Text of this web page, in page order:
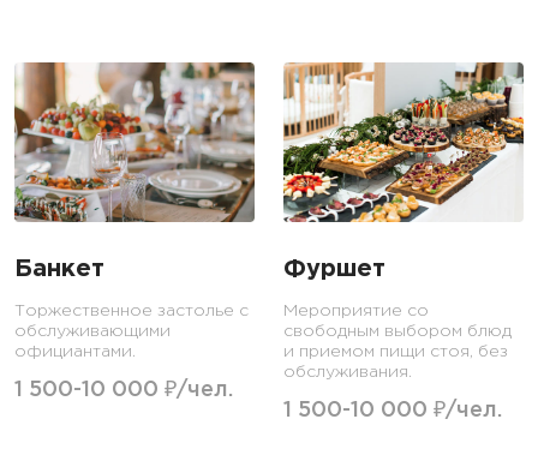
Банкет
Торжественное застолье с
обслуживающими
официантами.
1 500-10 000 ₽/чел.
Фуршет
Мероприятие со
свободным выбором блюд
и приемом пищи стоя, без
обслуживания.
1 500-10 000 ₽/чел.